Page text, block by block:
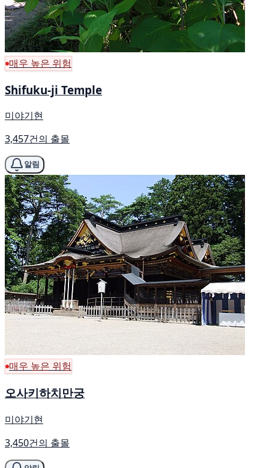
매우 높은 위험
Shifuku-ji Temple
미야기현
3,457건의 출몰
알림
매우 높은 위험
오사키하치만궁
미야기현
3,450건의 출몰